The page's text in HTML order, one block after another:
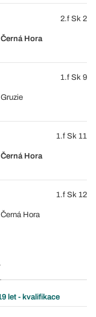
Černá Hora
2.f Sk 2
Gruzie
1.f Sk 9
Černá Hora
1.f Sk 11
Černá Hora
1.f Sk 12
let - kvalifikace